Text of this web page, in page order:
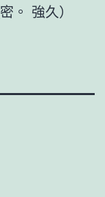
密。 強久）